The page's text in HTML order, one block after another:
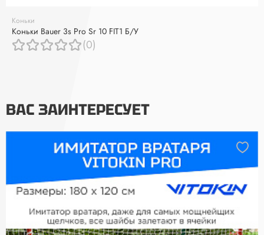
Коньки
Коньки Bauer 3s Pro Sr 10 FIT1 Б/У
(0)
ВАС ЗАИНТЕРЕСУЕТ